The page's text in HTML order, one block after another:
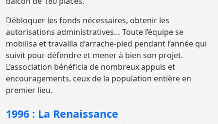
Débloquer les fonds nécessaires, obtenir les
autorisations administratives… Toute l’équipe se
mobilisa et travailla d’arrache-pied pendant l’année qui
suivit pour défendre et mener à bien son projet.
L’association bénéficia de nombreux appuis et
encouragements, ceux de la population entière en
premier lieu.
1996 : La Renaissance